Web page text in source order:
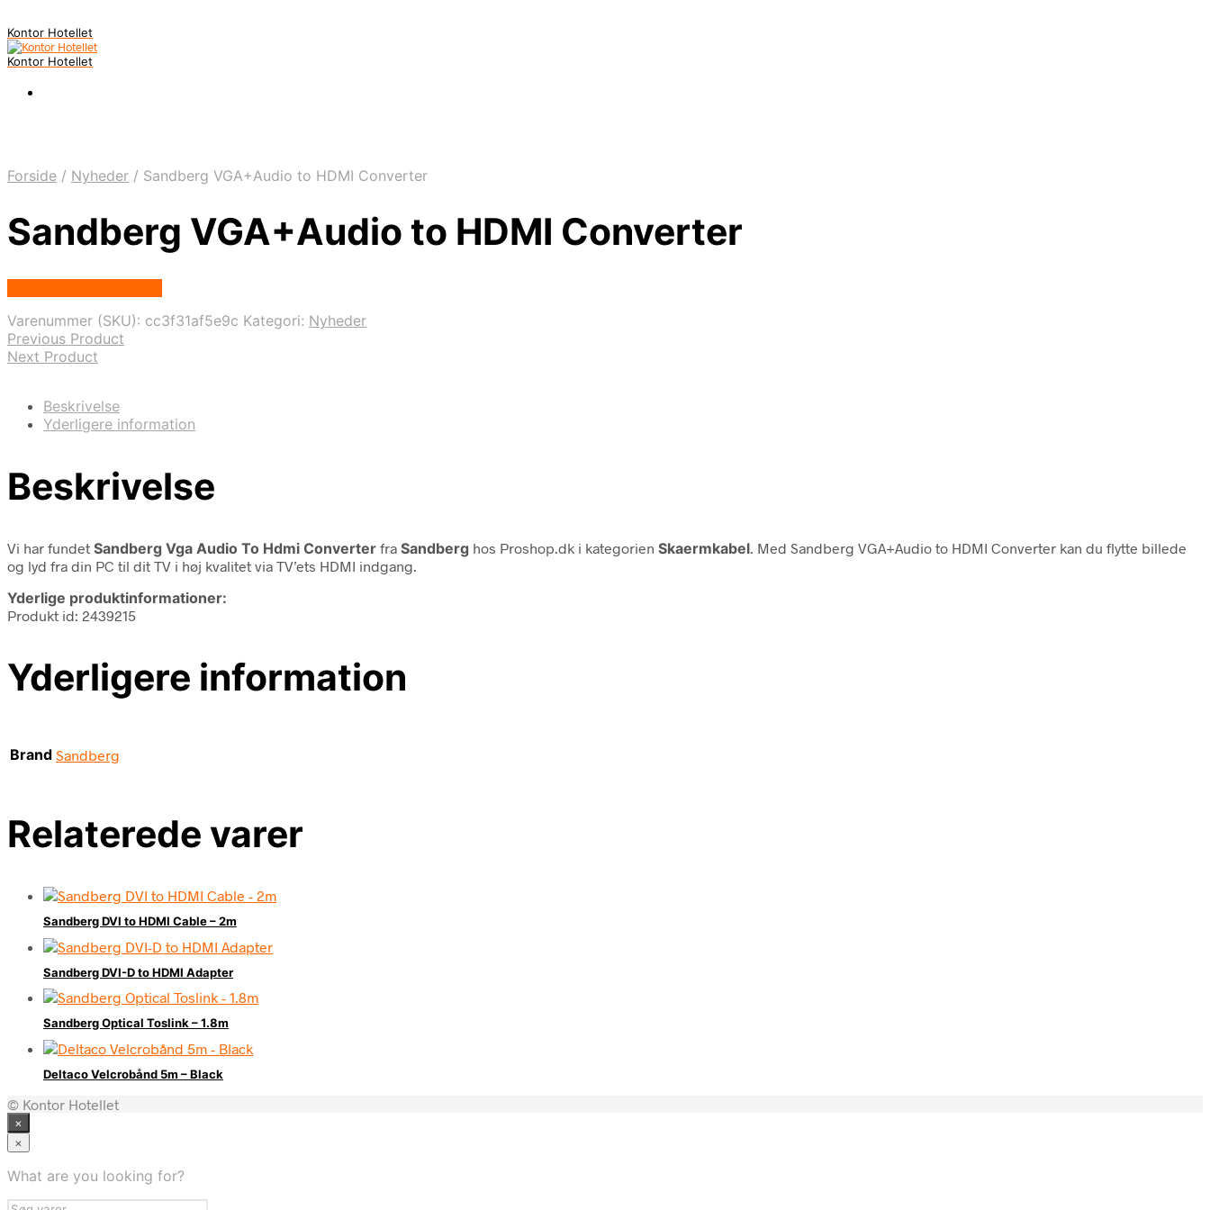
Kontor Hotellet
Kontor Hotellet
Forside / Nyheder / Sandberg VGA+Audio to HDMI Converter
Sandberg VGA+Audio to HDMI Converter
Varenummer (SKU): cc3f31af5e9c Kategori: Nyheder
Previous Product
Next Product
Beskrivelse
Yderligere information
Beskrivelse
Vi har fundet Sandberg Vga Audio To Hdmi Converter fra Sandberg hos Proshop.dk i kategorien Skaermkabel . Med Sandberg VGA+Audio to HDMI Converter kan du flytte billede
og lyd fra din PC til dit TV i høj kvalitet via TV’ets HDMI indgang.
Yderlige produktinformationer:
Produkt id: 2439215
Yderligere information
Brand Sandberg
Relaterede varer
Sandberg DVI to HDMI Cable – 2m
Sandberg DVI-D to HDMI Adapter
Sandberg Optical Toslink – 1.8m
Deltaco Velcrobånd 5m – Black
© Kontor Hotellet
×
×
What are you looking for?